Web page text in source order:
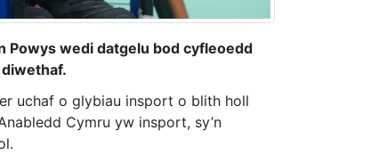
Powys wedi datgelu bod cyfleoedd
uchaf o glybiau insport o blith holl
Cymru yw insport, sy’n